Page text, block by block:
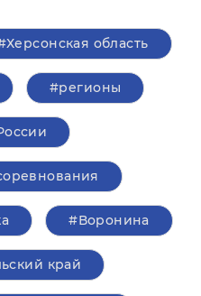
область
#регионы
#Воронина
край